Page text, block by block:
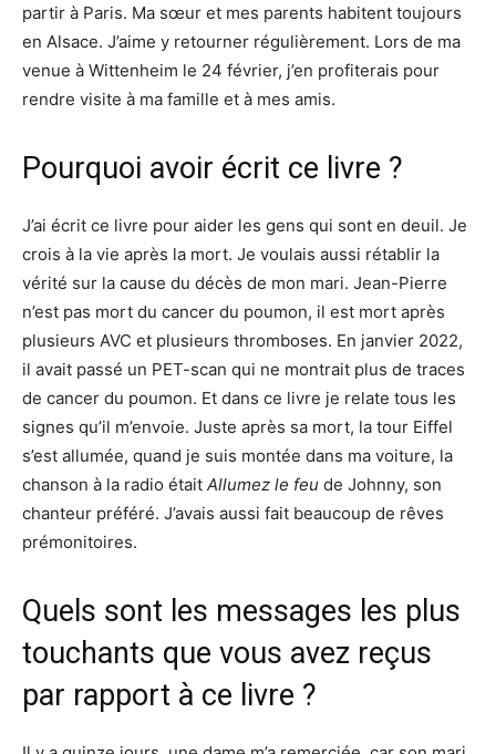
partir à Paris. Ma sœur et mes parents habitent toujours
en Alsace. J’aime y retourner régulièrement. Lors de ma
venue à Wittenheim le 24 février, j’en profiterais pour
rendre visite à ma famille et à mes amis.
Pourquoi avoir écrit ce livre ?
J’ai écrit ce livre pour aider les gens qui sont en deuil. Je
crois à la vie après la mort. Je voulais aussi rétablir la
vérité sur la cause du décès de mon mari. Jean-Pierre
n’est pas mort du cancer du poumon, il est mort après
plusieurs AVC et plusieurs thromboses. En janvier 2022,
il avait passé un PET-scan qui ne montrait plus de traces
de cancer du poumon. Et dans ce livre je relate tous les
signes qu’il m’envoie. Juste après sa mort, la tour Eiffel
s’est allumée, quand je suis montée dans ma voiture, la
chanson à la radio était Allumez le feu de Johnny, son
chanteur préféré. J’avais aussi fait beaucoup de rêves
prémonitoires.
Quels sont les messages les plus
touchants que vous avez reçus
par rapport à ce livre ?